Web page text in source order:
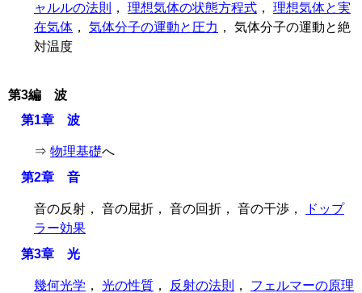
ャルルの法則
， 理想気体の状態方程式 ， 理想気体と実
在気体 ， 気体分子の運動と圧力 ， 気体分子の運動と絶
対温度
第3編 波
第1章 波
⇒ 物理基礎へ
第2章 音
音の反射， 音の屈折， 音の回折， 音の干渉，
ドップ
ラー効果
第3章 光
幾何光学 ， 光の性質 ， 反射の法則 ， フェルマーの原理